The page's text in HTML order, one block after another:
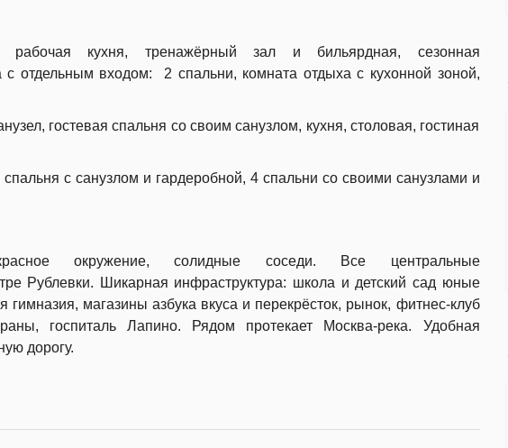
рабочая кухня, тренажёрный зал и бильярдная, сезонная
отдельным входом: 2 спальни, комната отдыха с кухонной зоной,
гостевая спальня со своим санузлом, кухня, столовая, гостиная
спальня с санузлом и гардеробной, 4 спальни со своими санузлами и
окружение, солидные соседи. Все центральные
Рублевки. Шикарная инфраструктура: школа и детский сад юные
магазины азбука вкуса и перекрёсток, рынок, фитнес-клуб
госпиталь Лапино. Рядом протекает Москва-река. Удобная
дорогу.